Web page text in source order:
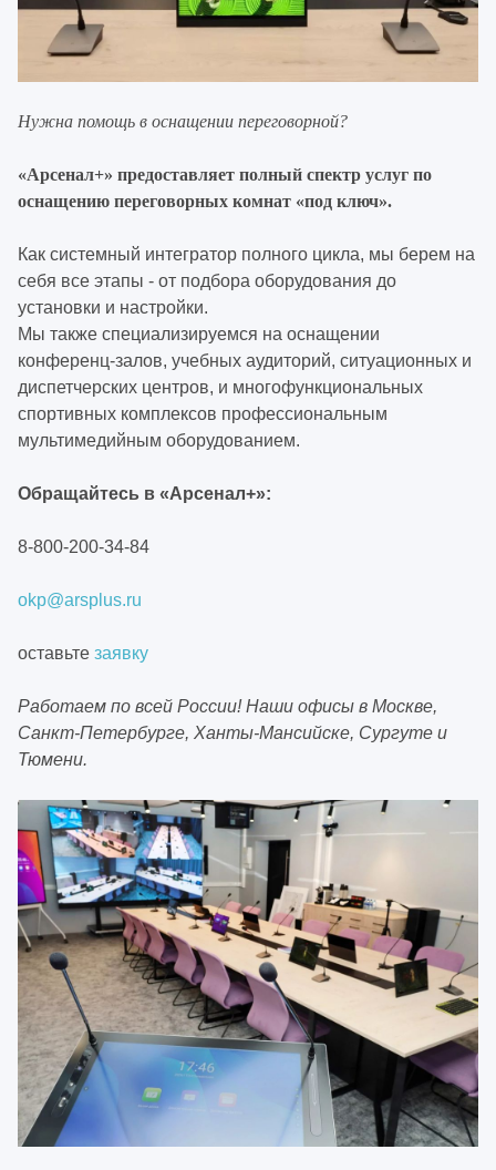
Нужна помощь в оснащении переговорной?
«Арсенал+» предоставляет полный спектр услуг по
оснащению переговорных комнат «под ключ».
Как системный интегратор полного цикла, мы берем на
себя все этапы - от подбора оборудования до
установки и настройки.
Мы также специализируемся на оснащении
конференц-залов, учебных аудиторий, ситуационных и
диспетчерских центров, и многофункциональных
спортивных комплексов профессиональным
мультимедийным оборудованием.
Обращайтесь в «Арсенал+»:
8-800-200-34-84
okp@arsplus.ru
оставьте заявку
Работаем по всей России! Наши офисы в Москве,
Санкт-Петербурге, Ханты-Мансийске, Сургуте и
Тюмени.